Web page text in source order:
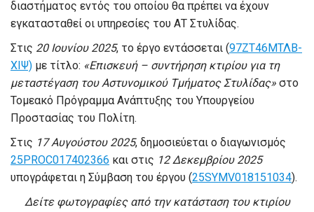
διαστήματος εντός του οποίου θα πρέπει να έχουν
εγκατασταθεί οι υπηρεσίες του ΑΤ Στυλίδας.
Στις 20 Ιουνίου 2025, το έργο εντάσσεται (97ΖΤ46ΜΤΛΒ-
ΧΙΨ) με τίτλο: «Επισκευή – συντήρηση κτιρίου για τη
μεταστέγαση του Αστυνομικού Τμήματος Στυλίδας» στο
Τομεακό Πρόγραμμα Ανάπτυξης του Υπουργείου
Προστασίας του Πολίτη.
Στις 17 Αυγούστου 2025, δημοσιεύεται ο διαγωνισμός
25PROC017402366 και στις 12 Δεκεμβρίου 2025
υπογράφεται η Σύμβαση του έργου (25SYMV018151034).
Δείτε φωτογραφίες από την κατάσταση του κτιρίου